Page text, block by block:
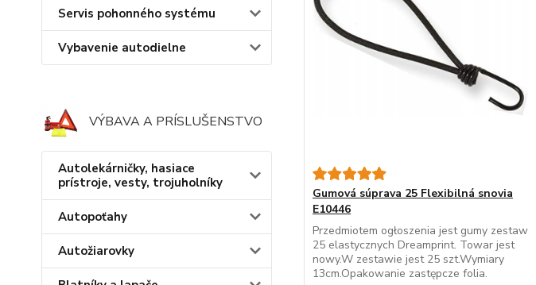
Servis pohonného systému
Vybavenie autodielne
VÝBAVA A PRÍSLUŠENSTVO
Autolekárničky, hasiace
prístroje, vesty, trojuholníky
Autopoťahy
Autožiarovky
Gumová súprava 25 Flexibilná snovia
E10446
Przedmiotem ogłoszenia jest gumy zestaw
25 elastycznych Dreamprint. Towar jest
nowy.W zestawie jest 25 szt.Wymiary
13cm.Opakowanie zastępcze folia.